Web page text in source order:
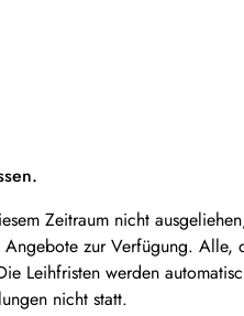
Zeitraum nicht
zur Verfügung. Alle,
Leihfristen werden
nicht statt.